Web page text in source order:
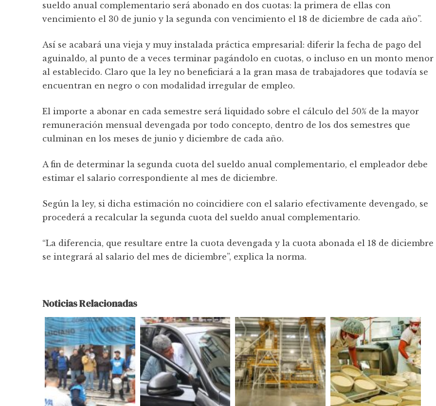
sueldo anual complementario será abonado en dos cuotas: la primera de ellas con
vencimiento el 30 de junio y la segunda con vencimiento el 18 de diciembre de cada año”.
Así se acabará una vieja y muy instalada práctica empresarial: diferir la fecha de pago del
aguinaldo, al punto de a veces terminar pagándolo en cuotas, o incluso en un monto menor
al establecido. Claro que la ley no beneficiará a la gran masa de trabajadores que todavía se
encuentran en negro o con modalidad irregular de empleo.
El importe a abonar en cada semestre será liquidado sobre el cálculo del 50% de la mayor
remuneración mensual devengada por todo concepto, dentro de los dos semestres que
culminan en los meses de junio y diciembre de cada año.
A fin de determinar la segunda cuota del sueldo anual complementario, el empleador debe
estimar el salario correspondiente al mes de diciembre.
Según la ley, si dicha estimación no coincidiere con el salario efectivamente devengado, se
procederá a recalcular la segunda cuota del sueldo anual complementario.
“La diferencia, que resultare entre la cuota devengada y la cuota abonada el 18 de diciembre
se integrará al salario del mes de diciembre”, explica la norma.
Noticias Relacionadas